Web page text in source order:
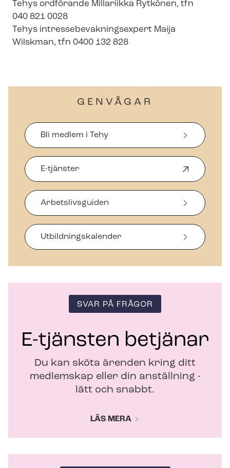
Tehys ordförande Millariikka Rytkönen, tfn
040 821 0028
Tehys in­tres­se­be­vak­nings­ex­pert Maija
Wilskman, tfn 0400 132 828
GENVÅGAR
Bli medlem i Tehy
E-tjänster
p
n
a
s
i
t
e
r
Arbetslivsguiden
Ut­bild­nings­ka­len­der
SVAR PÅ FRÅGOR
E-tjänsten betjänar
Du kan sköta ärenden kring ditt
medlemskap eller din anställning -
lätt och snabbt.
LÄS MERA